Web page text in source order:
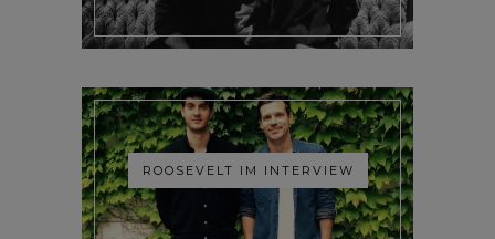
ROOSEVELT IM INTERVIEW